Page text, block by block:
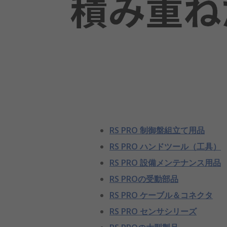
RS PRO 制御盤組立て用品
RS PRO ハンドツール（工具）
RS PRO 設備メンテナンス用品
RS PROの受動部品
RS PRO ケーブル＆コネクタ
RS PRO センサシリーズ